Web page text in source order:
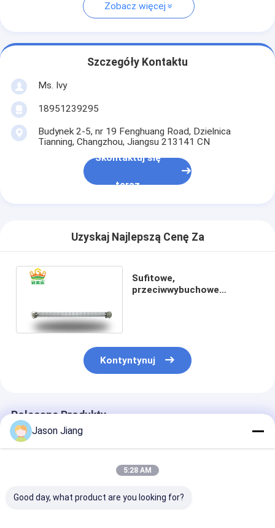
Zobacz więcej
Szczegóły Kontaktu
Ms. Ivy
18951239295
Budynek 2-5, nr 19 Fenghuang Road, Dzielnica
Tianning, Changzhou, Jiangsu 213141 CN
Skontaktuj się
teraz
Uzyskaj Najlepszą Cenę Za
Sufitowe,
przeciwwybuchowe
Kontyntynuj
Polecane Produkty
Jason Jiang
5:28 AM
Good day, what product are you looking for?